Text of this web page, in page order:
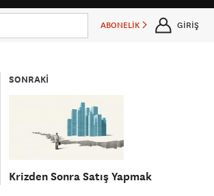
ABONELİK GİRİŞ
SONRAKİ
Krizden Sonra Satış Yapmak